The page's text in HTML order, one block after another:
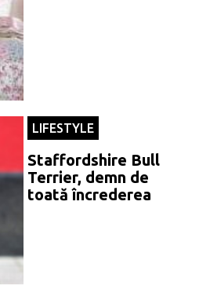
LIFESTYLE
Staffordshire Bull
Terrier, demn de
toată încrederea